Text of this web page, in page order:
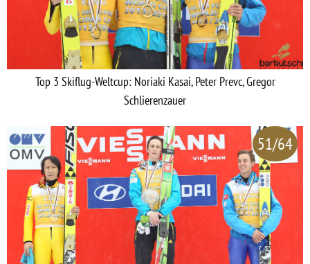
Top 3 Skiflug-Weltcup: Noriaki Kasai, Peter Prevc, Gregor
Schlierenzauer
51/64